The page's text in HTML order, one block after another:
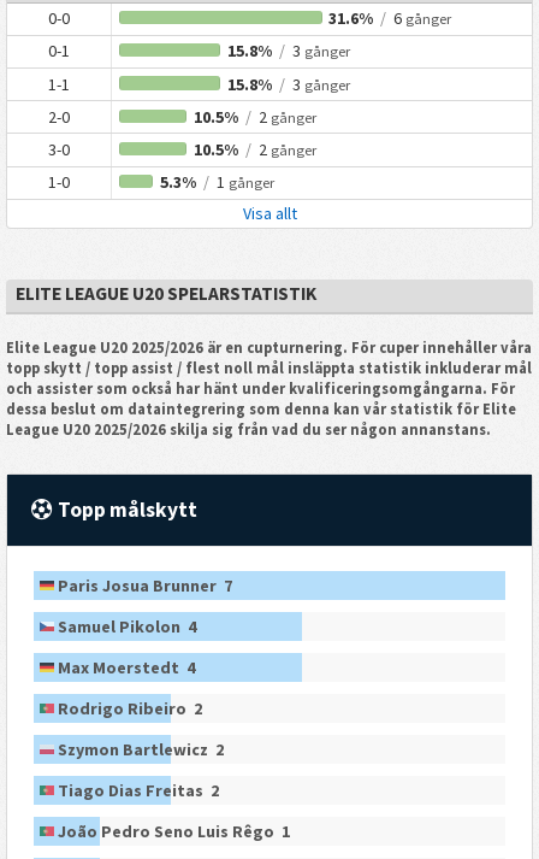
0-0 31.6% / 6 gånger
0-1 15.8% /3 gånger
1-1 15.8% /3 gånger
2-0 10.5% /2 gånger
3-0 10.5% /2 gånger
1-0 5.3% /1 gånger
Visa allt
ELITE LEAGUE U20 SPELARSTATISTIK
Elite League U20 2025/2026 är en cupturnering. För cuper innehåller våra
topp skytt / topp assist / flest noll mål insläppta statistik inkluderar mål
och assister som också har hänt under kvalificeringsomgångarna. För
dessa beslut om dataintegrering som denna kan vår statistik för Elite
League U20 2025/2026 skilja sig från vad du ser någon annanstans.
Topp målskytt
Paris Josua Brunner 7
Samuel Pikolon 4
Max Moerstedt 4
Rodrigo Ribeiro 2
Szymon Bartlewicz 2
Tiago Dias Freitas 2
João Pedro Seno Luis Rêgo 1